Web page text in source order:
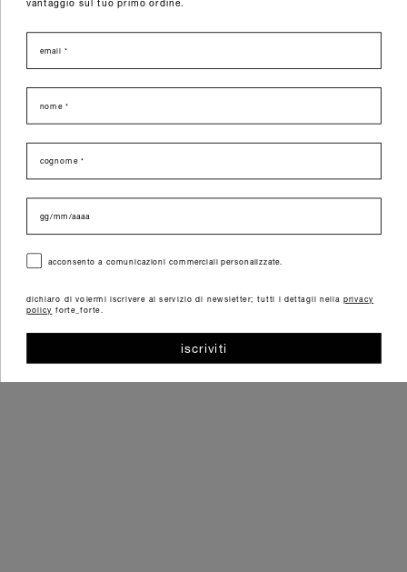
vantaggio sul tuo primo ordine.
email
nome
cognome
data di nascita
consensoacconsento a comunicazioni commerciali personalizzate.
dichiaro di volermi iscrivere al servizio di newsletter; tutti i dettagli nella privacy
policy forte_forte.
iscriviti